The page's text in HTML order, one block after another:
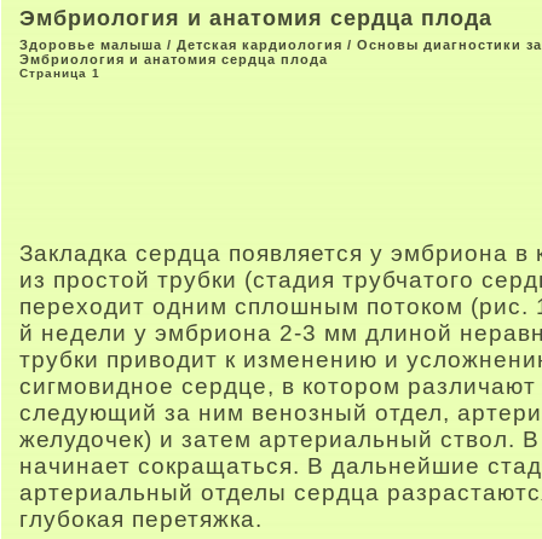
Эмбриология и анатомия сердца плода
Здоровье малыша / Детская кардиология / Основы диагностики
Эмбриология и анатомия сердца плода
Страница 1
Закладка сердца появляется у эмбриона в
из простой трубки (стадия трубчатого
переходит одним сплошным потоком
й недели у эмбриона 2-3 мм длиной
трубки приводит к изменению и
сигмовидное сердце, в котором
следующий за ним венозный отдел,
желудочек) и затем артериальный ствол.
начинает сокращаться. В дальнейшие
артериальный отделы сердца
глубокая перетяжка.